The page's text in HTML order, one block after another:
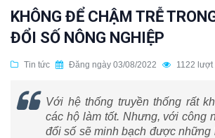
KHÔNG ĐỂ CHẬM TRỄ
ĐỔI SỐ NÔNG NGHIỆP
Tin tức Đăng ngày 03/08/2022 1122 lượt
Với hệ thống truyền thống rất
các hộ làm tốt. Nhưng, với công
đổi số sẽ minh bạch được những